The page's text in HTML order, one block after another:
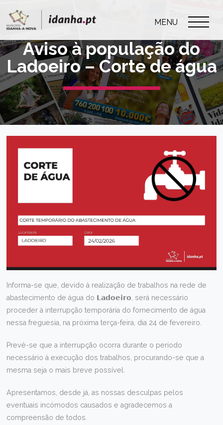
MENU
Aviso à população do
Ladoeiro – Corte de água
Informa-se que, devido à realização de trabalhos na rede de
abastecimento de água do 𝗟𝗮𝗱𝗼𝗲𝗶𝗿𝗼, será necessário
proceder à interrupção temporária do fornecimento de água
nessa freguesia, na próxima terça-feira, dia 24 de fevereiro.
Prevê-se que a interrupção ocorra durante o período
necessário à execução dos trabalhos, procurando-se que a
mesma seja o mais breve possível.
Apresentamos, desde já, as nossas desculpas pelos
eventuais incómodos causados e agradecemos a
compreensão de todos.